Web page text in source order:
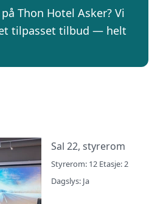
Thon Hotel Asker? Vi
tilpasset tilbud — helt
Sal 22, styrerom
Styrerom: 12 Etasje: 2
Dagslys: Ja